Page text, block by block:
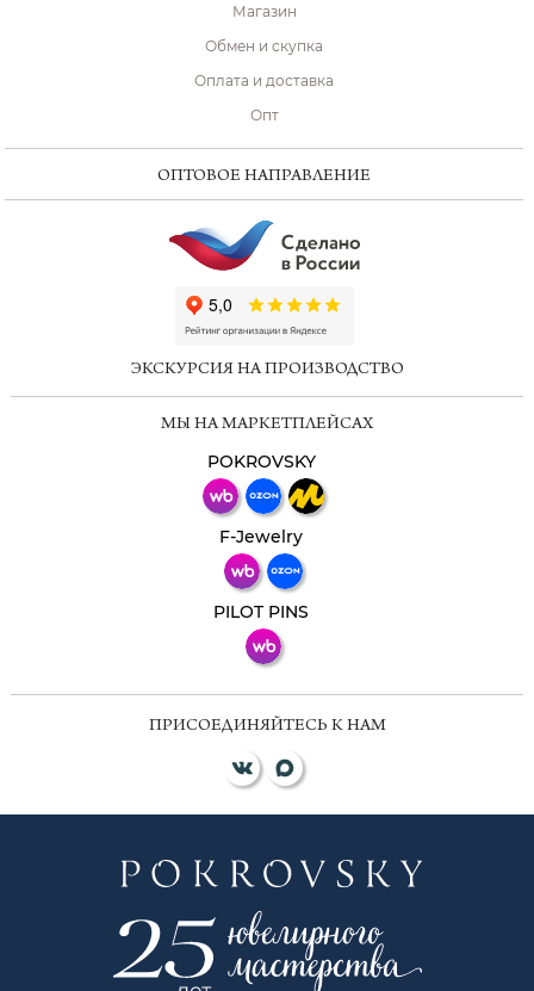
Магазин
Обмен и скупка
Оплата и доставка
Опт
ОПТОВОЕ НАПРАВЛЕНИЕ
ЭКСКУРСИЯ НА ПРОИЗВОДСТВО
МЫ НА МАРКЕТПЛЕЙСАХ
POKROVSKY
F-Jewelry
PILOT PINS
ПРИСОЕДИНЯЙТЕСЬ К НАМ